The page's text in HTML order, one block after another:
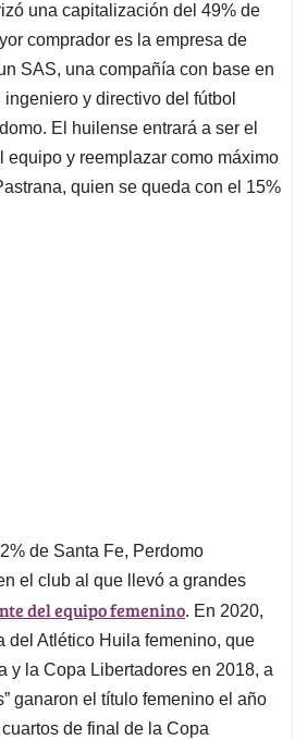
d
s
una capitalización del 49% de
comprador es la empresa de
SAS, una compañía con base en
y directivo del fútbol
El huilense entrará a ser el
equipo y reemplazar como máximo
quien se queda con el 15%
de Santa Fe, Perdomo
el club al que llevó a grandes
del equipo femenino. En 2020,
del Atlético Huila femenino, que
y la Copa Libertadores en 2018, a
ganaron el título femenino el año
de final de la Copa